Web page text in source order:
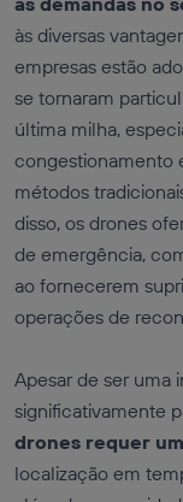
às diversas
empresas estão
se tornaram
última milha,
congestionamento
métodos
disso, os drones
de emergência,
ao fornecerem
operações de
Apesar de ser uma
significativamente
drones requer
localização em